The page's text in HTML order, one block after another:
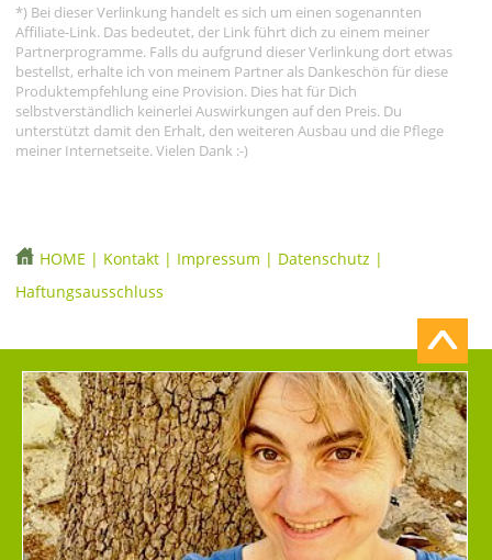
*) Bei dieser Verlinkung handelt es sich um einen sogenannten
Affiliate-Link. Das bedeutet, der Link führt dich zu einem meiner
Partnerprogramme. Falls du aufgrund dieser Verlinkung dort etwas
bestellst, erhalte ich von meinem Partner als Dankeschön für diese
Produktempfehlung eine Provision. Dies hat für Dich
selbstverständlich keinerlei Auswirkungen auf den Preis. Du
unterstützt damit den Erhalt, den weiteren Ausbau und die Pflege
meiner Internetseite. Vielen Dank :-)
HOME | Kontakt | Impressum | Datenschutz |
Haftungsausschluss